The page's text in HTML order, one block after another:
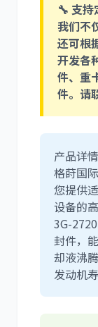
大宇
约翰迪尔
利勃海尔
🔧 支持
我们不
还可根
开发各
件、重
件。请
产品详
格莳国
您提供
设备的
3G-2720
封件，
却液沸
发动机寿